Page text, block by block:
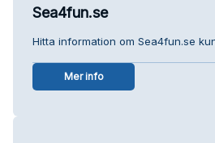
Sea4fun.se
Hitta information om Sea4fun.se
Mer info